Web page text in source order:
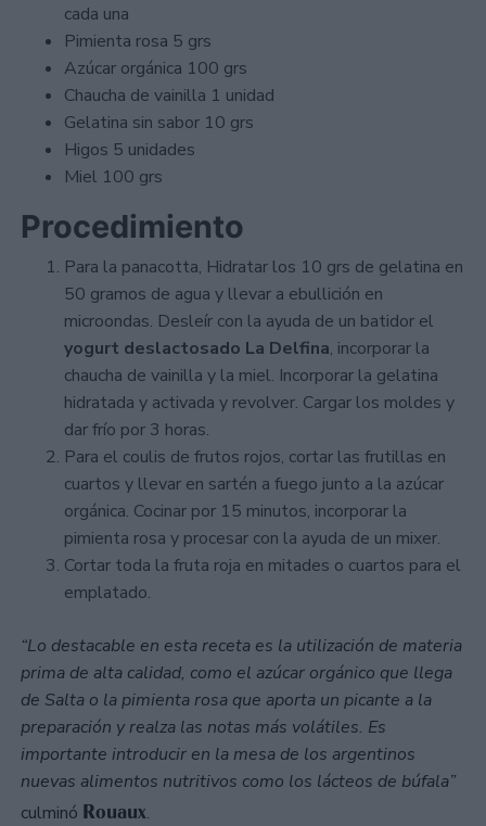
cada una
Pimienta rosa 5 grs
Azúcar orgánica 100 grs
Chaucha de vainilla 1 unidad
Gelatina sin sabor 10 grs
Higos 5 unidades
Miel 100 grs
Procedimiento
Para la panacotta, Hidratar los 10 grs de gelatina en
50 gramos de agua y llevar a ebullición en
microondas. Desleír con la ayuda de un batidor el
yogurt deslactosado La Delfina, incorporar la
chaucha de vainilla y la miel. Incorporar la gelatina
hidratada y activada y revolver. Cargar los moldes y
dar frío por 3 horas.
Para el coulis de frutos rojos, cortar las frutillas en
cuartos y llevar en sartén a fuego junto a la azúcar
orgánica. Cocinar por 15 minutos, incorporar la
pimienta rosa y procesar con la ayuda de un mixer.
Cortar toda la fruta roja en mitades o cuartos para el
emplatado.
“Lo destacable en esta receta es la utilización de materia
prima de alta calidad, como el azúcar orgánico que llega
de Salta o la pimienta rosa que aporta un picante a la
preparación y realza las notas más volátiles. Es
importante introducir en la mesa de los argentinos
nuevas alimentos nutritivos como los lácteos de búfala”
culminó Rouaux.